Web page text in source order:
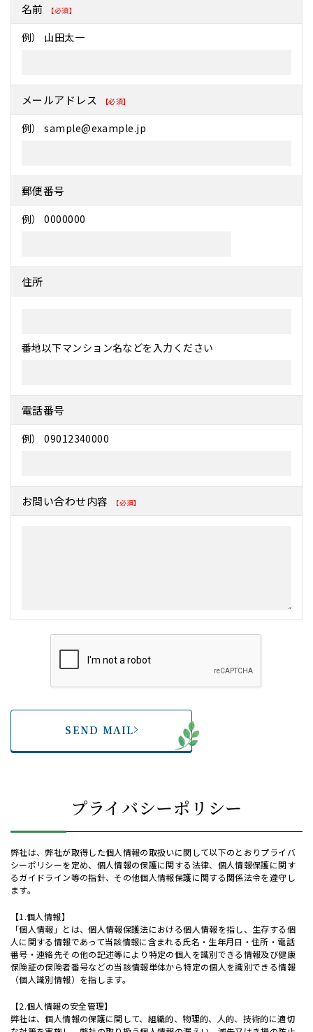
名前【必須】
例） 山田太一
メールアドレス【必須】
例） sample@example.jp
郵便番号
例） 0000000
住所
番地以下マンション名などを入力ください
電話番号
例） 09012340000
お問い合わせ内容【必須】
SEND MAIL
プライバシーポリシー
弊社は、弊社が取得した個人情報の取扱いに関して以下のとおりプライバ
シーポリシーを定め、個人情報の保護に関する法律、個人情報保護に関す
るガイドライン等の指針、その他個人情報保護に関する関係法令を遵守し
ます。
【1.個人情報】
「個人情報」とは、個人情報保護法における個人情報を指し、生存する個
人に関する情報であって当該情報に含まれる氏名・生年月日・住所・電話
番号・連絡先その他の記述等により特定の個人を識別できる情報及び健康
保険証の保険者番号などの当該情報単体から特定の個人を識別できる情報
（個人識別情報）を指します。
【2.個人情報の安全管理】
弊社は、個人情報の保護に関して、組織的、物理的、人的、技術的に適切